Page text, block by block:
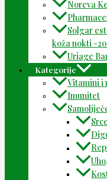
Noreva
Solgar
koža nokti -
Uriage
Kategorije
Vitamini i
Imunitet